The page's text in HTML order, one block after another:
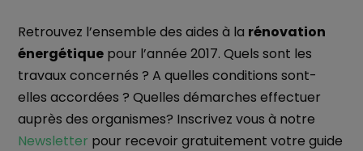
Retrouvez l’ensemble des aides à la rénovation
énergétiquepour l’année 2017. Quels sont les
travaux concernés ? A quelles conditions sont-
elles accordées ? Quelles démarches effectuer
auprès des organismes? Inscrivez vous à notre
Newsletter pour recevoir gratuitement votre guide